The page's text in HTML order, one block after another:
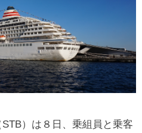
）は８日、乗組員と乗客